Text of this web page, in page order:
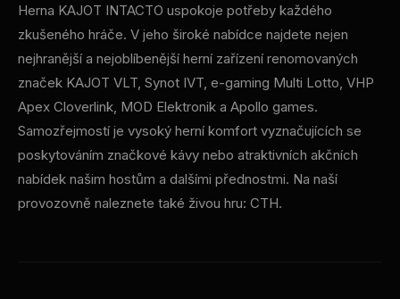
Herna KAJOT INTACTO uspokoje potřeby každého
zkušeného hráče. V jeho široké nabídce najdete nejen
nejhranější a nejoblíbenější herní zařízení renomovaných
značek KAJOT VLT, Synot IVT, e-gaming Multi Lotto, VHP
Apex Cloverlink, MOD Elektronik a Apollo games.
Samozřejmostí je vysoký herní komfort vyznačujících se
poskytováním značkové kávy nebo atraktivních akčních
nabídek našim hostům a dalšími přednostmi. Na naší
provozovně naleznete také živou hru: CTH.